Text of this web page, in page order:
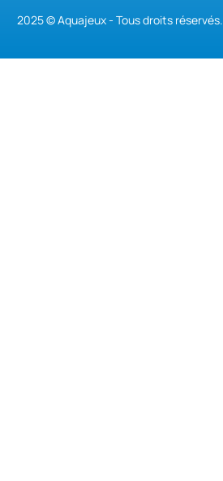
2025 © Aquajeux - Tous droits réservés.